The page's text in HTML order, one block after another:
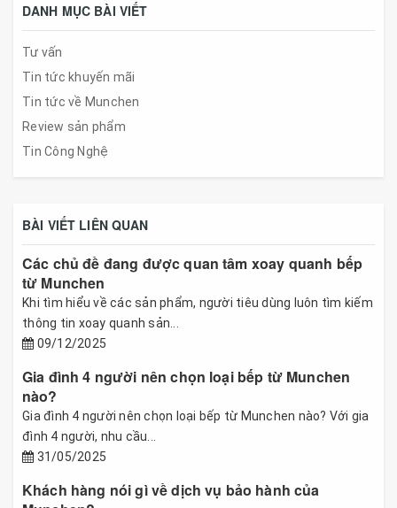
DANH MỤC BÀI VIẾT
Tư vấn
Tin tức khuyến mãi
Tin tức về Munchen
Review sản phẩm
Tin Công Nghệ
BÀI VIẾT LIÊN QUAN
Các chủ đề đang được quan tâm xoay quanh bếp
từ Munchen
Khi tìm hiểu về các sản phẩm, người tiêu dùng luôn tìm kiếm
thông tin xoay quanh sản...
09/12/2025
Gia đình 4 người nên chọn loại bếp từ Munchen
nào?
Gia đình 4 người nên chọn loại bếp từ Munchen nào? Với gia
đình 4 người, nhu cầu...
31/05/2025
Khách hàng nói gì về dịch vụ bảo hành của